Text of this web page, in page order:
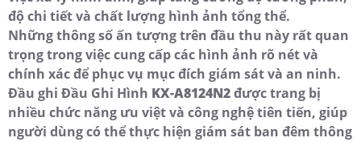
độ chi tiết và chất lượng hình ảnh tổng thể.
Những thông số ấn tượng trên đầu thu này rất quan
trọng trong việc cung cấp các hình ảnh rõ nét và
chính xác để phục vụ mục đích giám sát và an ninh.
Đầu ghi Đầu Ghi Hình KX-A8124N2được trang bị
nhiều chức năng ưu việt và công nghệ tiên tiến, giúp
người dùng có thể thực hiện giám sát ban đêm thông